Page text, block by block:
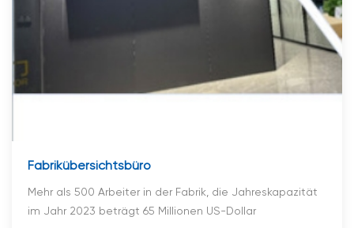
Fabrikübersichtsbüro
Mehr als 500 Arbeiter in der Fabrik, die Jahreskapazität
im Jahr 2023 beträgt 65 Millionen US-Dollar